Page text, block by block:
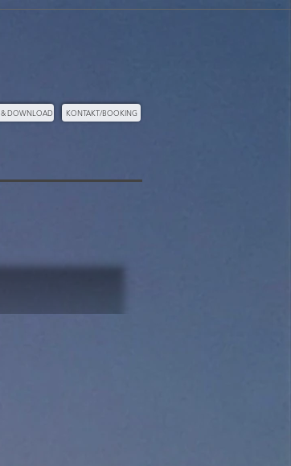
& DOWNLOAD KONTAKT/BOOKING